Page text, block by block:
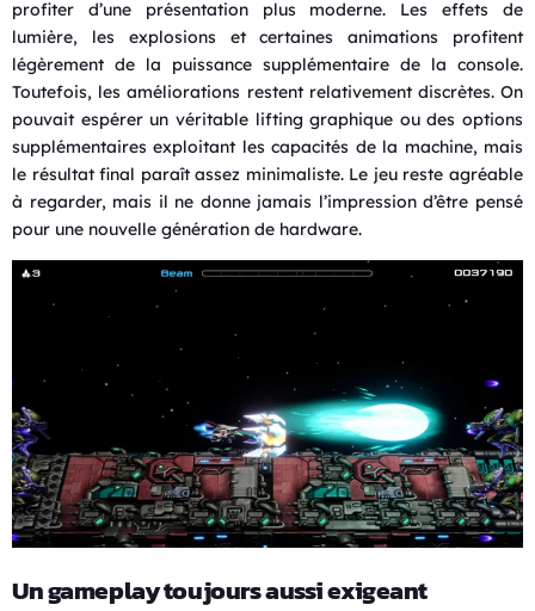
profiter d’une présentation plus moderne. Les effets de
lumière, les explosions et certaines animations profitent
légèrement de la puissance supplémentaire de la console.
Toutefois, les améliorations restent relativement discrètes. On
pouvait espérer un véritable lifting graphique ou des options
supplémentaires exploitant les capacités de la machine, mais
le résultat final paraît assez minimaliste. Le jeu reste agréable
à regarder, mais il ne donne jamais l’impression d’être pensé
pour une nouvelle génération de hardware.
Un gameplay toujours aussi exigeant